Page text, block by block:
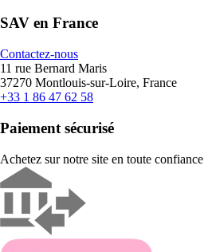
SAV en France
Contactez-nous
11 rue Bernard Maris
37270 Montlouis-sur-Loire, France
+33 1 86 47 62 58
Paiement sécurisé
Achetez sur notre site en toute confiance